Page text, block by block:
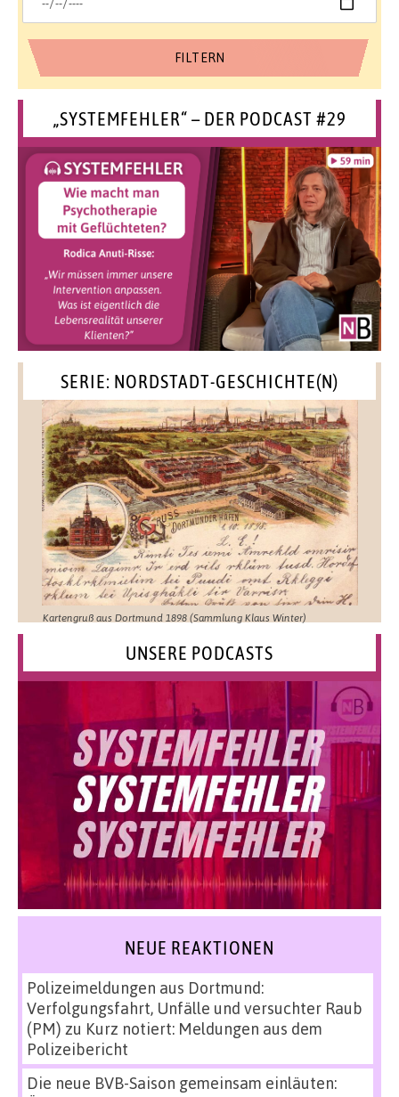
„SYSTEMFEHLER“ – DER PODCAST #29
SERIE: NORDSTADT-GESCHICHTE(N)
Kartengruß aus Dortmund 1898 (Sammlung Klaus Winter)
UNSERE PODCASTS
NEUE REAKTIONEN
Polizeimeldungen aus Dortmund:
Verfolgungsfahrt, Unfälle und versuchter Raub
(PM) zu Kurz notiert: Meldungen aus dem
Polizeibericht
Die neue BVB-Saison gemeinsam einläuten: